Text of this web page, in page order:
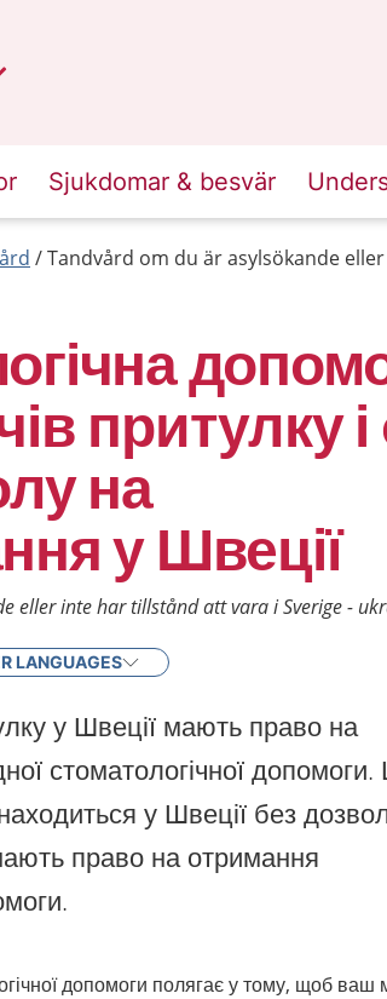
Sjukdomar & besvär
Tandvård om du är asylsökande
притулку і
на
у Швеції
eller inte har tillstånd att vara i Sverige -
LANGUAGES
у Швеції мають право на
стоматологічної
у Швеції без
право на отримання
допомоги полягає у тому, щоб ваш